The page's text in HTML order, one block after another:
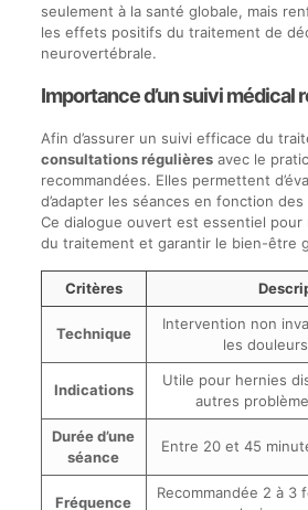
seulement à la santé globale, mais
les effets positifs du traitement de
neurovertébrale.
Importance d’un suivi médical
Afin d’assurer un suivi efficace du
consultations régulièresavec le
recommandées. Elles permettent
d’adapter les séances en fonction
Ce dialogue ouvert est essentiel pour
du traitement et garantir le bien-être
Critères
Technique
Intervention non
les
Indications
Utile pour hernies
autres
Durée d’une
séance
Entre 20 et 45
Fréquence
Recommandée 2 à 3